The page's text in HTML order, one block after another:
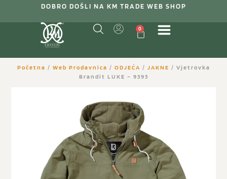
DOBRO DOŠLI NA KM TRADE WEB SHOP
0
Početna / Web Prodavnica / ODJEĆA / JAKNE / Vjetrovka
Brandit LUKE – 9393